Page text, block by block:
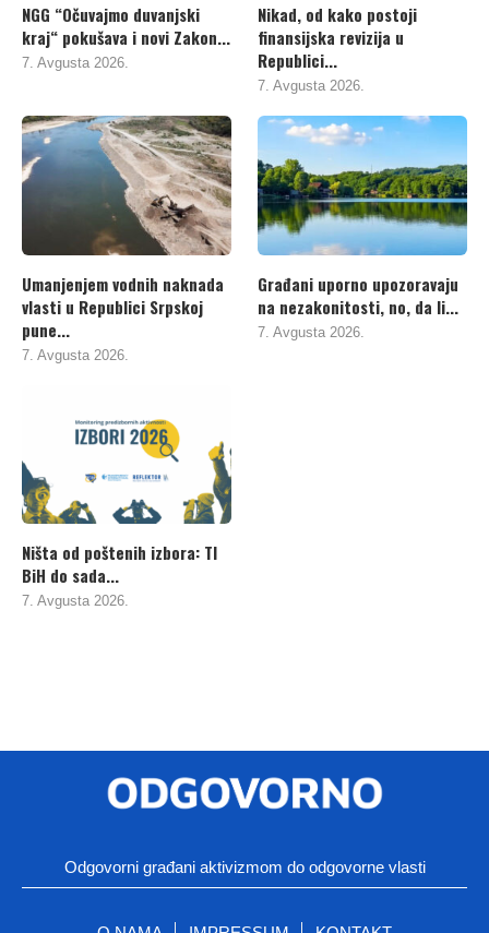
NGG “Očuvajmo duvanjski
kraj“ pokušava i novi Zakon...
7. Avgusta 2026.
Nikad, od kako postoji
finansijska revizija u
Republici...
7. Avgusta 2026.
Umanjenjem vodnih naknada
vlasti u Republici Srpskoj
pune...
7. Avgusta 2026.
Građani uporno upozoravaju
na nezakonitosti, no, da li...
7. Avgusta 2026.
Ništa od poštenih izbora: TI
BiH do sada...
7. Avgusta 2026.
Odgovorni građani aktivizmom do odgovorne vlasti